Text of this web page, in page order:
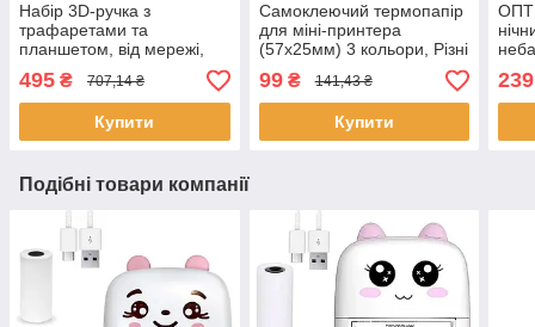
Набір 3D-ручка з
трафаретами та
планшетом, від мережі,
3DPEN-6, Синій / Дитяча
3д ручка / Набір для
творчості
495 ₴ 707,14 ₴
Купити
Самоклеючий термопапір
для міні-принтера
(57x25мм) 3 кольори, Різні
/ Набір кольорового
паперу для
термопринтера
99₴ 141,43 ₴
Купити
ОПТ
Подібні товари компанії